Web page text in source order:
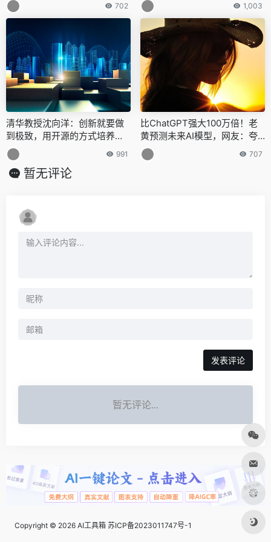
702 1,003
清华教授沈向洋：创新就要做
到极致，用开源的方式培养未
来工程师
991
比ChatGPT强大100万倍！老
黄预测未来AI模型，网友：夸
张但又不无道理
707
暂无评论
发表评论
暂无评论...
Copyright © 2026 AI工具箱 苏ICP备2023011747号-1